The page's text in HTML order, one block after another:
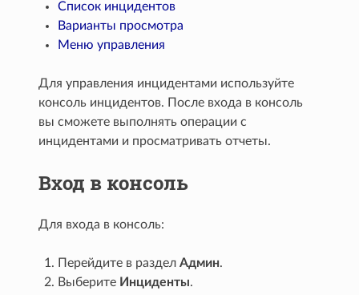
Список инцидентов
Варианты просмотра
Меню управления
Для управления инцидентами используйте
консоль инцидентов. После входа в консоль
вы сможете выполнять операции с
инцидентами и просматривать отчеты.
Вход в консоль
Для входа в консоль:
Перейдите в разделАдмин.
Выберите Инциденты.